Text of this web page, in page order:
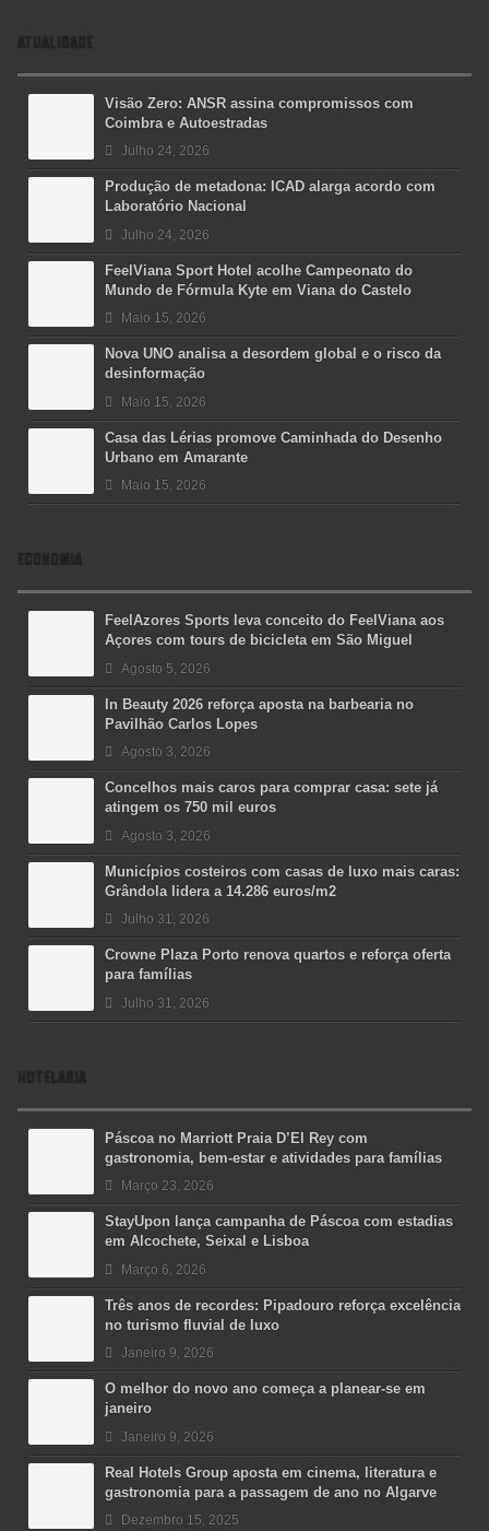
ATUALIDADE
Visão Zero: ANSR assina compromissos com
Coimbra e Autoestradas
Julho 24, 2026
Produção de metadona: ICAD alarga acordo com
Laboratório Nacional
Julho 24, 2026
FeelViana Sport Hotel acolhe Campeonato do
Mundo de Fórmula Kyte em Viana do Castelo
Maio 15, 2026
Nova UNO analisa a desordem global e o risco da
desinformação
Maio 15, 2026
Casa das Lérias promove Caminhada do Desenho
Urbano em Amarante
Maio 15, 2026
ECONOMIA
FeelAzores Sports leva conceito do FeelViana aos
Açores com tours de bicicleta em São Miguel
Agosto 5, 2026
In Beauty 2026 reforça aposta na barbearia no
Pavilhão Carlos Lopes
Agosto 3, 2026
Concelhos mais caros para comprar casa: sete já
atingem os 750 mil euros
Agosto 3, 2026
Municípios costeiros com casas de luxo mais caras:
Grândola lidera a 14.286 euros/m2
Julho 31, 2026
Crowne Plaza Porto renova quartos e reforça oferta
para famílias
Julho 31, 2026
HOTELARIA
Páscoa no Marriott Praia D’El Rey com
gastronomia, bem-estar e atividades para famílias
Março 23, 2026
StayUpon lança campanha de Páscoa com estadias
em Alcochete, Seixal e Lisboa
Março 6, 2026
Três anos de recordes: Pipadouro reforça excelência
no turismo fluvial de luxo
Janeiro 9, 2026
O melhor do novo ano começa a planear-se em
janeiro
Janeiro 9, 2026
Real Hotels Group aposta em cinema, literatura e
gastronomia para a passagem de ano no Algarve
Dezembro 15, 2025